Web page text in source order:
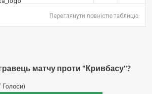
проблем
Переглянути повністю таблицю
матчу проти "Кривбасу"?
Голоси)